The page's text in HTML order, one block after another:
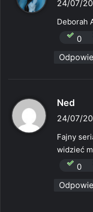
:
24/07/
Deborah
0
Ned
i
z
24/07/
Fajny
widzieć
0